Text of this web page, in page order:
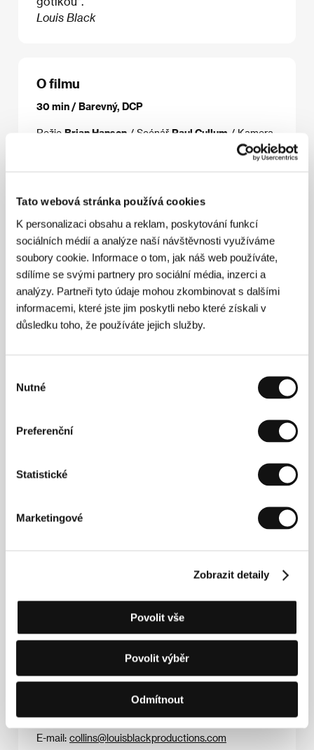
Tato webová stránka používá cookies
K personalizaci obsahu a reklam, poskytování funkcí
sociálních médií a analýze naší návštěvnosti využíváme
soubory cookie. Informace o tom, jak náš web používáte,
sdílíme se svými partnery pro sociální média, inzerci a
analýzy. Partneři tyto údaje mohou zkombinovat s dalšími
informacemi, které jste jim poskytli nebo které získali v
důsledku toho, že používáte jejich služby.
souhlasu
Nutné
Preferenční
Statistické
Marketingové
Zobrazit detaily
Povolit vše
Povolit výběr
Odmítnout
Louis Black
O filmu
30 min / Barevný, DCP
Režie Brian Hansen / Scénář Paul Cullum / Kamera
/ Výtvarník
Modern, Dan Puckett/ SalesLouis Black
www:http://www.madeintexasshorts.com/
Režie
Rychlost světla (1981)
Louis Black Productions
1000 E 40th St, Texas 78751, Austin
E-mail: collins@louisblackproductions.com